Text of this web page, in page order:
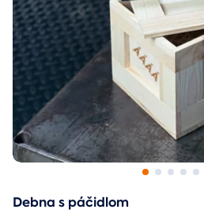
Debna s páčidlom